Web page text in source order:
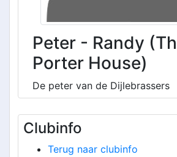
Peter - Randy
Porter House)
De peter van de Dijlebrassers
Clubinfo
Terug naar clubinfo